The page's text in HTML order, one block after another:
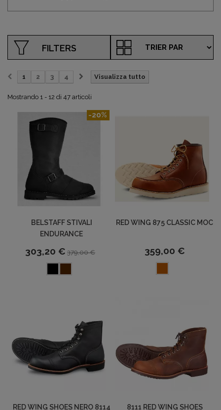
FILTERS
Visualizza tutto
1 2 3 4
Mostrando 1 - 12 di 47 articoli
BELSTAFF STIVALI
ENDURANCE
303,20 € 379,00 €
-20%
RED WING 875 CLASSIC MOC
359,00 €
RED WING SHOES NERO 8114 8111 RED WING SHOES